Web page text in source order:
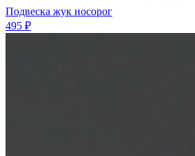
Подвеска жук носорог
495 ₽